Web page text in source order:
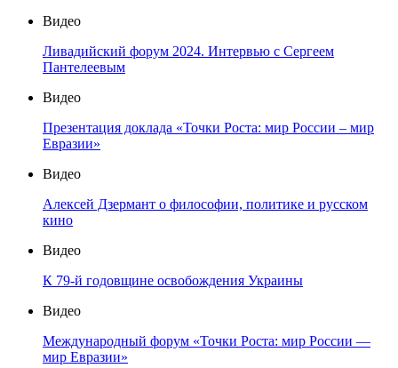
Видео
Ливадийский форум 2024. Интервью с Сергеем
Пантелеевым
Видео
Презентация доклада «Точки Роста: мир России – мир
Евразии»
Видео
Алексей Дзермант о философии, политике и русском
кино
Видео
К 79-й годовщине освобождения Украины
Видео
Международный форум «Точки Роста: мир России —
мир Евразии»